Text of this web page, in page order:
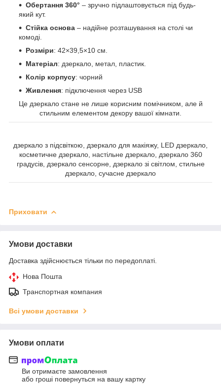
Обертання 360° – зручно підлаштовується під будь-
який кут.
Стійка основа – надійне розташування на столі чи
комоді.
Розміри: 42×39,5×10 см.
Матеріал: дзеркало, метал, пластик.
Колір корпусу: чорний
Живлення: підключення через USB
Це дзеркало стане не лише корисним помічником, але й
стильним елементом декору вашої кімнати.
дзеркало з підсвіткою, дзеркало для макіяжу, LED дзеркало,
косметичне дзеркало, настільне дзеркало, дзеркало 360
градусів, дзеркало сенсорне, дзеркало зі світлом, стильне
дзеркало, сучасне дзеркало
Приховати
Умови доставки
Доставка здійснюється тільки по передоплаті.
Нова Пошта
Транспортная компания
Всі умови доставки
Умови оплати
Ви отримаєте замовлення
або гроші повернуться на вашу картку